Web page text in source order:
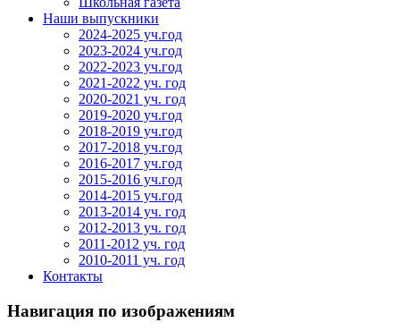
Наши выпускники
2024-2025 уч.год
2023-2024 уч.год
2022-2023 уч.год
2021-2022 уч. год
2020-2021 уч. год
2019-2020 уч.год
2018-2019 уч.год
2017-2018 уч.год
2016-2017 уч.год
2015-2016 уч.год
2014-2015 уч.год
2013-2014 уч. год
2012-2013 уч. год
2011-2012 уч. год
2010-2011 уч. год
Контакты
Навигация по изображениям